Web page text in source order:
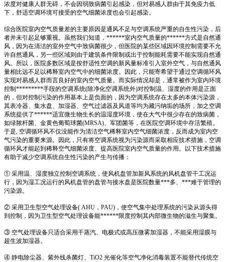
浓度对健康人群无碍，不会因弱致病菌引起感染，但对易感人群由于其免疫力低
下，舒适空调环境可接受的空气细菌浓度也会引起感染。
综合医院室内空气质量差的主要原因是通风不足与空调系统严重的自生性污染，后
者并未引起足够重视。虽然我们知道，******室内空气质量的******方式是自然通
风，因为在清洁的室外空气中致病菌很少，但医院的某些区域因环境控制需要不允
许自然通风，另一些区域则由于建筑条件限制或出于控制能耗需要不能实现自然通
风。所以，医院多数区域是按舒适性空调的新风量标准引入室外空气，与自然通风
量相比远不足以稀释室内空气中的细菌浓度。因此，只能寄希望于通过空调循环风
实现对易感人群而言良好的室内空气质量。而实际情况却是，通常被作为室内环境
控制*********手段的空调系统(除净化空调系统外)对控制温、湿度的作用是正面
的，但对控制污染的作用基本上是负面的，因为空调系统存在太多的本体污染源，
其表冷器、集水盘、加湿器、空气过滤器及风道等均为藏污纳垢的场所，加之空调
系统提供了******适宜微生物生长的温湿度环境，使在大气中很少存在的致病菌，
如绿脓杆菌、金黄色葡萄球菌(MRSA)、军团菌等，在医院空调环境中存活繁殖。
于是, 空调循环风不仅没能作为清洁空气稀释室内空气细菌浓度，反而成为室内空
气污染的重要来源。因此，只有将空调系统视为污染源而采取相应技术措施，空调
循环风才能起到稀释空气细菌浓度、提高医院室内空气质量的作用。以下技术措施
有助于减少空调系统自生性污染的产生与传播：
① 采用温、湿度独立控制空调系统，使风机盘管加新风系统的风机盘管干工况运
行，因为湿工况运行的风机盘管的盘管与接水盘是医院数量***多、***难于管理的
污染源。
② 采用卫生型空气处理设备( AHU，PAU)，使空气集中处理系统的污染从源头得
到控制，因为卫生型空气处理设备能******限度控制其内部微生物的滋生与聚集。
③ 空气处理设备只适合采用干蒸汽、电极式或高压微雾加湿器，不能采用湿膜与
超生波加湿器。
④ 静电除尘器、紫外线杀菌灯、TiO2 光催化等空气净化消毒装置不能替代传统空